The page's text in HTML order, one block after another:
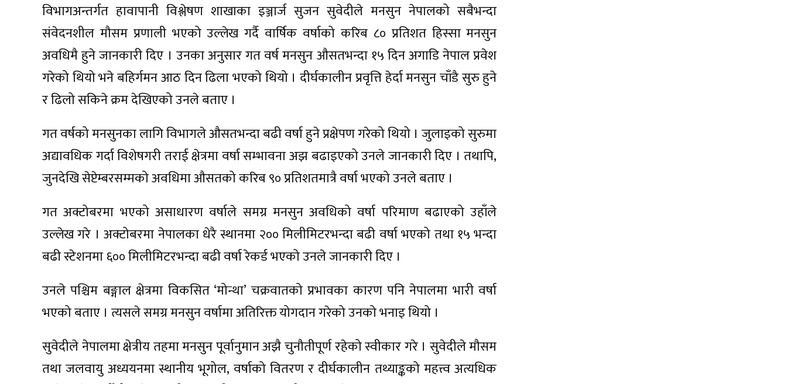
विभागअन्तर्गत हावापानी विश्लेषण शाखाका इञ्जार्ज सुजन सुवेदीले मनसुन नेपालको सबैभन्दा
संवेदनशील मौसम प्रणाली भएको उल्लेख गर्दै वार्षिक वर्षाको करिब ८० प्रतिशत हिस्सा मनसुन
अवधिमै हुने जानकारी दिए । उनका अनुसार गत वर्ष मनसुन औसतभन्दा १५ दिन अगाडि नेपाल प्रवेश
गरेको थियो भने बहिर्गमन आठ दिन ढिला भएको थियो । दीर्घकालीन प्रवृत्ति हेर्दा मनसुन चाँडै सुरु हुने
र ढिलो सकिने क्रम देखिएको उनले बताए ।
गत वर्षको मनसुनका लागि विभागले औसतभन्दा बढी वर्षा हुने प्रक्षेपण गरेको थियो । जुलाइको सुरुमा
अद्यावधिक गर्दा विशेषगरी तराई क्षेत्रमा वर्षा सम्भावना अझ बढाइएको उनले जानकारी दिए । तथापि,
जुनदेखि सेप्टेम्बरसम्मको अवधिमा औसतको करिब ९० प्रतिशतमात्रै वर्षा भएको उनले बताए ।
गत अक्टोबरमा भएको असाधारण वर्षाले समग्र मनसुन अवधिको वर्षा परिमाण बढाएको उहाँले
उल्लेख गरे । अक्टोबरमा नेपालका धेरै स्थानमा २०० मिलीमिटरभन्दा बढी वर्षा भएको तथा १५ भन्दा
बढी स्टेशनमा ६०० मिलीमिटरभन्दा बढी वर्षा रेकर्ड भएको उनले जानकारी दिए ।
उनले पश्चिम बङ्गाल क्षेत्रमा विकसित ‘मोन्था’ चक्रवातको प्रभावका कारण पनि नेपालमा भारी वर्षा
भएको बताए । त्यसले समग्र मनसुन वर्षामा अतिरिक्त योगदान गरेको उनको भनाइ थियो ।
सुवेदीले नेपालमा क्षेत्रीय तहमा मनसुन पूर्वानुमान अझै चुनौतीपूर्ण रहेको स्वीकार गरे । सुवेदीले मौसम
तथा जलवायु अध्ययनमा स्थानीय भूगोल, वर्षाको वितरण र दीर्घकालीन तथ्याङ्कको महत्त्व अत्यधिक